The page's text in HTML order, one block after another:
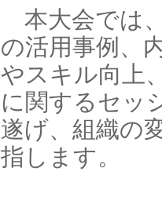
本大会では
の活用事例、
やスキル向上
に関するセッ
遂げ、組織の
指します。